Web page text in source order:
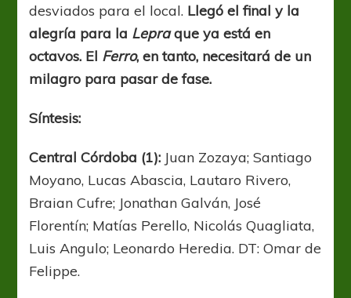
desviados para el local. Llegó el final y la
alegría para la Lepraque ya está en
octavos. El Ferro, en tanto, necesitará de un
milagro para pasar de fase.
Síntesis:
Central Córdoba (1): Juan Zozaya; Santiago
Moyano, Lucas Abascia, Lautaro Rivero,
Braian Cufre; Jonathan Galván, José
Florentín; Matías Perello, Nicolás Quagliata,
Luis Angulo; Leonardo Heredia. DT: Omar de
Felippe.